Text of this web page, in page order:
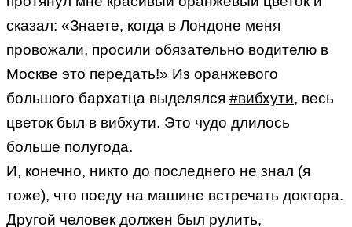
сказал: «Знаете, когда в Лондоне меня
провожали, просили обязательно водителю в
Москве это передать!» Из оранжевого
большого бархатца выделялся #вибхути, весь
цветок был в вибхути. Это чудо длилось
больше полугода.
И, конечно, никто до последнего не знал (я
тоже), что поеду на машине встречать доктора.
Другой человек должен был рулить,